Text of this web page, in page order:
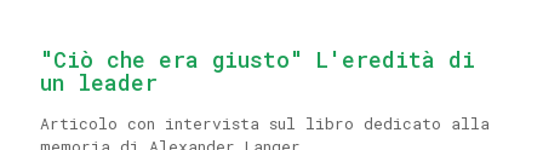
"Ciò che era giusto" L'eredità di
un leader
Articolo con intervista sul libro dedicato alla